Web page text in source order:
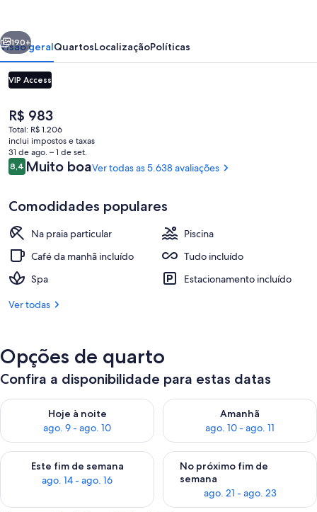
-
All
Inclusive
Próximo
190+
Visão geralQuartosLocalizaçãoPolíticas
VIP Access
O
preço
atual
é
R$ 983
R$ 983
Total: R$ 1.206
inclui impostos e taxas
31 de ago. – 1 de set.
Avaliações
8,48,4 de 10
Muito boaVer todas as 5.638 avaliações
Comodidades populares
Na praia particular
Piscina
Café da manhã incluído
Tudo incluído
Spa
Estacionamento incluído
Ver todas
Opções de quarto
Confira a disponibilidade para estas datas
Hoje à noite
ago. 9 - ago. 10
Verifica a disponibilidade para esta noite, ago. 9 - ago. 10
Amanhã
ago. 10 - ago. 11
Verifica a disponibilidade
Este fim de semana
ago. 14 - ago. 16
Verifica a disponibilidade para este fim de semana, ago. 14 -
No próximo fim de
semana
ago. 21 - ago. 23
Verifica a disponibilidade